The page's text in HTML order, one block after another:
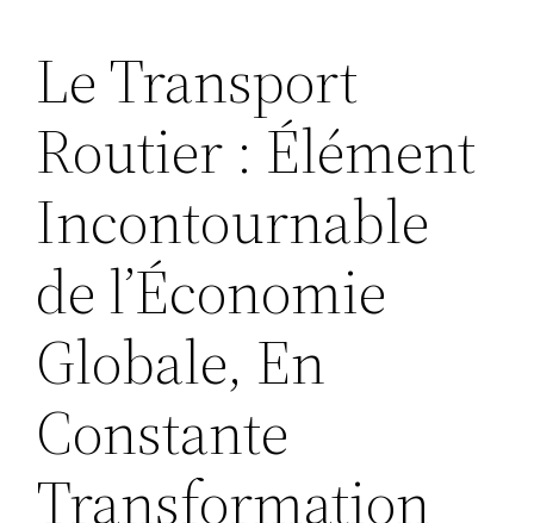
Le Transport
Routier : Élément
Incontournable
de l’Économie
Globale, En
Constante
Transformation